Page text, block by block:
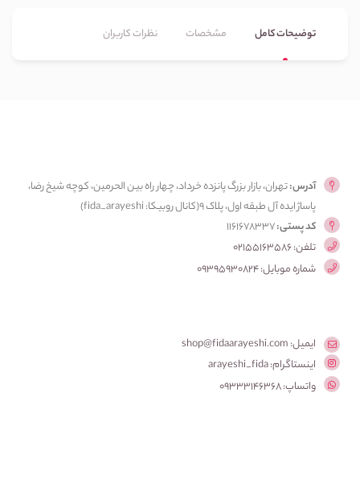
توضیحات کامل مشخصات نظرات کاربران
آدرس:تهران، بازار بزرگ پانزده خرداد، چهار راه بین الحرمین، کوچه شیخ رضا،
پاساژ ایده آل طبقه اول، پلاک ۹(کانال روبیکا: fida_arayeshi)
کد پستی:1161678337
تلفن: 02155163586
شماره موبایل: 09395930824
ایمیل: shop@fidaarayeshi.com
اینستاگرام: arayeshi_fida
واتساپ: 09333146368